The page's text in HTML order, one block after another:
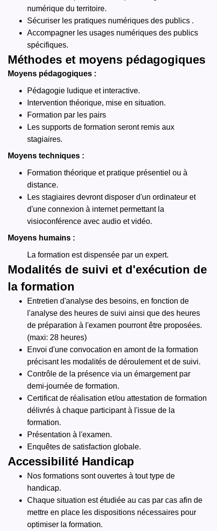
numérique du territoire.
Sécuriser les pratiques numériques des publics .
Accompagner les usages numériques des publics
spécifiques.
Méthodes et moyens pédagogiques
Moyens pédagogiques :
Pédagogie ludique et interactive.
Intervention théorique, mise en situation.
Formation par les pairs
Les supports de formation seront remis aux
stagiaires.
Moyens techniques :
Formation théorique et pratique présentiel ou à
distance.
Les stagiaires devront disposer d'un ordinateur et
d'une connexion à internet permettant la
visioconférence avec audio et vidéo.
Moyens humains :
La formation est dispensée par un expert.
Modalités de suivi et d'exécution de
la formation
Entretien d'analyse des besoins, en fonction de
l'analyse des heures de suivi ainsi que des heures
de préparation à l'examen pourront être proposées.
(maxi: 28 heures)
Envoi d'une convocation en amont de la formation
précisant les modalités de déroulement et de suivi.
Contrôle de la présence via un émargement par
demi-journée de formation.
Certificat de réalisation et/ou attestation de formation
délivrés à chaque participant à l'issue de la
formation.
Présentation à l'examen.
Enquêtes de satisfaction globale.
Accessibilité Handicap
Nos formations sont ouvertes à tout type de
handicap.
Chaque situation est étudiée au cas par cas afin de
mettre en place les dispositions nécessaires pour
optimiser la formation.